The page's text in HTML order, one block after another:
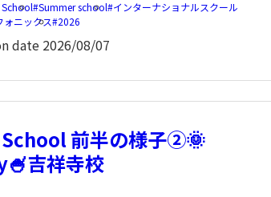
Summer school インターナショナルスクール
ォニックス 2026
date 2026/08/07
前半の様子②🌞
吉祥寺校